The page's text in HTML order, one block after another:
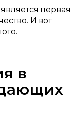
первая
И вот
в